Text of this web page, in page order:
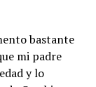
bastante
mi padre
y lo